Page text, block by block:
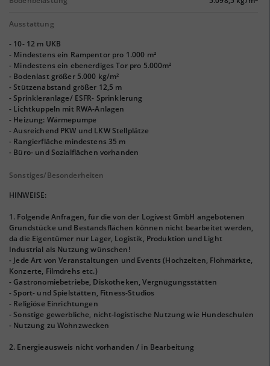
Ausstattung
- 10- 12 m UKB
- Mindestens ein Rampentor pro 1.000 m²
- Mindestens ein ebenerdiges Tor pro 5.000m²
- Bodenlast größer 5.000 kg/m²
- Stützenabstand größer 12,5 m
- Sprinkleranlage/ ESFR- Sprinklerung
- Lichtkuppeln mit RWA-Anlagen
- Heizung: Wärmepumpe
- Ausreichend PKW und LKW Stellplätze
- Rangierfläche mindestens 35 m
- Büro- und Sozialflächen vorhanden
Sonstiges/Besonderheiten
HINWEISE:
1. Folgende Anfragen, für die von der Logivest GmbH angebotenen
Grundstücke und Bestandsflächen können nicht bearbeitet werden,
da die Eigentümer nur Lager, Logistik, Produktion und Light
Industrial als Nutzung wünschen!
- Jede Art von Veranstaltungen und Events (Hochzeiten, Flohmärkte,
Konzerte, Filmdrehs etc.)
- Gastronomiebetriebe, Diskotheken, Vergnügungsstätten
- Sport- und Spielstätten, Fitness-Studios
- Religiöse Einrichtungen
- Sonstige gewerbliche, nicht-logistische Nutzung wie Hundeschulen
- Nutzung zu Wohnzwecken
2. Energieausweis nicht vorhanden / in Bearbeitung